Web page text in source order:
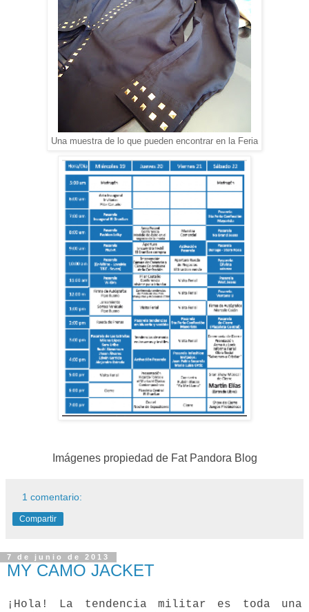
Una muestra de lo que pueden encontrar en la Feria
Imágenes propiedad de Fat Pandora Blog
1 comentario:
Compartir
7 de junio de 2013
MY CAMO JACKET
¡Hola! La tendencia militar es toda una